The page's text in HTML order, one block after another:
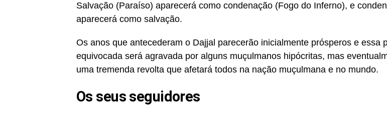
Salvação (Paraíso) aparecerá como condenação (Fogo do Inferno), e
aparecerá como salvação.
Os anos que antecederam o Dajjal parecerão inicialmente prósperos e essa
equivocada será agravada por alguns muçulmanos hipócritas, mas
uma tremenda revolta que afetará todos na nação muçulmana e no mundo.
Os seus seguidores